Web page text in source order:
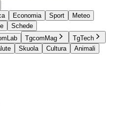
Economia Sport
Meteo
Schede
TgcomMag
TgTech
Skuola Cultura
Animali